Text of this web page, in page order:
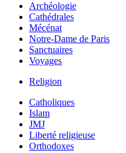
Archéologie
Cathédrales
Mécénat
Notre-Dame de Paris
Sanctuaires
Voyages
Religion
Catholiques
Islam
JMJ
Liberté religieuse
Orthodoxes